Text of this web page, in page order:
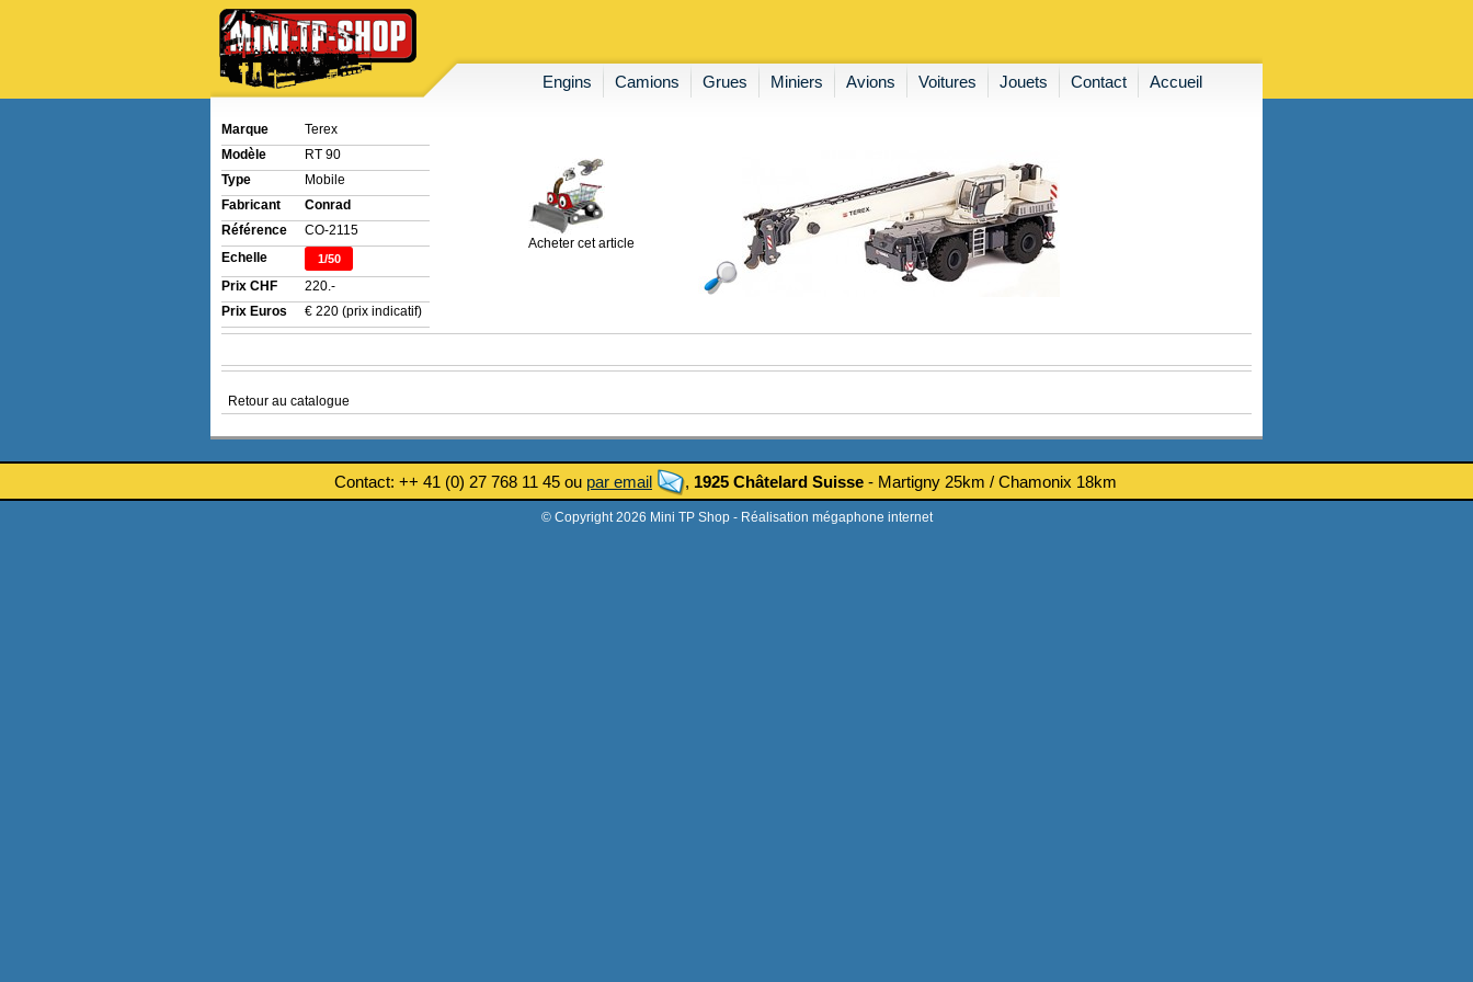
Engins Camions Grues Miniers Avions Voitures Jouets Contact Accueil
Marque
Terex
Modèle
RT 90
Type
Mobile
Fabricant
Conrad
Référence
CO-2115
Echelle
1/50
Prix CHF
220.-
Prix Euros
€ 220 (prix indicatif)
Acheter cet article
Retour au catalogue
Contact: ++ 41 (0) 27 768 11 45 ou par email , 1925 Châtelard Suisse - Martigny 25km / Chamonix 18km
© Copyright 2026 Mini TP Shop - Réalisation mégaphone internet